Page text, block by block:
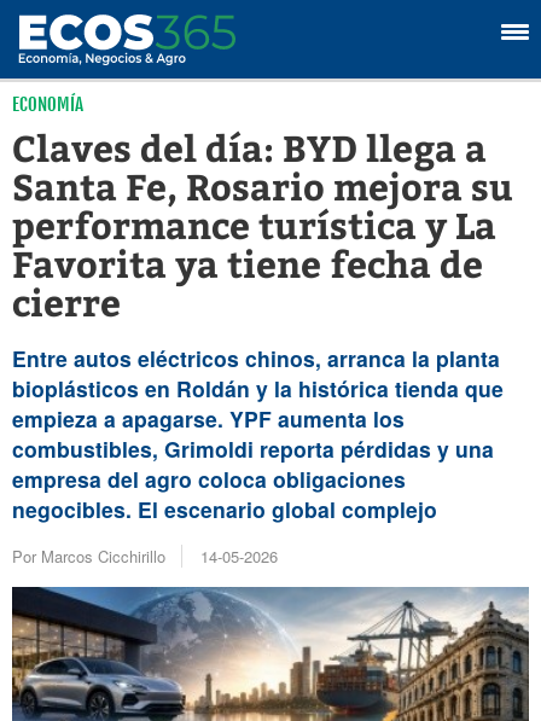
ECONOMÍA
Claves del día: BYD llega a
Santa Fe, Rosario mejora su
performance turística y La
Favorita ya tiene fecha de
cierre
Entre autos eléctricos chinos, arranca la planta
bioplásticos en Roldán y la histórica tienda que
empieza a apagarse. YPF aumenta los
combustibles, Grimoldi reporta pérdidas y una
empresa del agro coloca obligaciones
negocibles. El escenario global complejo
Por Marcos Cicchirillo 14-05-2026